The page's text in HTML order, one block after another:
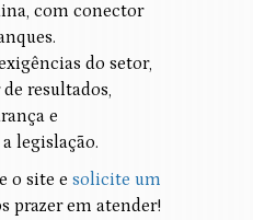
com conector
do setor,
resultados,
e
legislação.
o site e solicite um
prazer em atender!